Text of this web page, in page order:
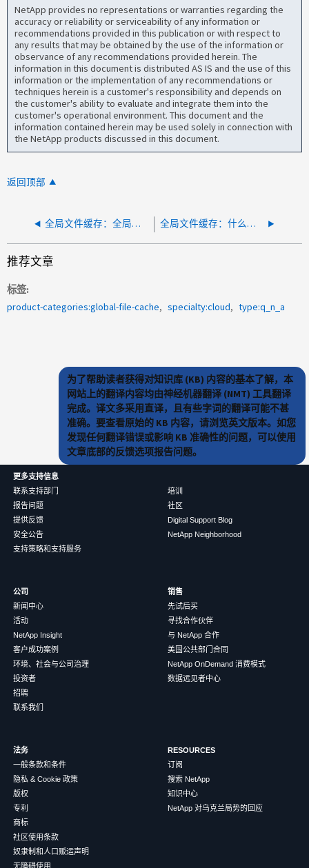
NetApp provides no representations or warranties regarding the
accuracy or reliability or serviceability of any information or
recommendations provided in this publication or with respect to
any results that may be obtained by the use of the information or
observance of any recommendations provided herein. The
information in this document is distributed AS IS and the use of this
information or the implementation of any recommendations or
techniques herein is a customer's responsibility and depends on
the customer's ability to evaluate and integrate them into the
customer's operational environment. This document and the
information contained herein may be used solely in connection with
the NetApp products discussed in this document.
返回顶部
全局文件缓存：全局文件缓存的虚拟部署要求是什么 全局文件缓存：什么是 AutoCad 最佳实践
推荐文章
标签
product-categories:global-file-cache
specialty:cloud type:q_n_a
为了帮助读者获得对知识库 (KB) 内容的基本了解，本
网站上的翻译内容均由神经机器翻译 (NMT) 工具翻译
完成。译文多采用直译，且有些字词的翻译可能不甚
准确。要查看原始的 KB 内容，请浏览英文版本。如您
发现任何翻译错误或影响 KB 准确性的问题，可以使用
文章底部的反馈选项报告问题。
更多支持信息
联系支持部门
报告问题
提供反馈
安全公告
支持策略和支持服务
培训
社区
Digital Support Blog
NetApp Neighborhood
公司
新闻中心
活动
NetApp Insight
客户成功案例
环境、社会与公司治理
投资者
招聘
联系我们
销售
先试后买
寻找合作伙伴
与 NetApp 合作
美国公共部门合同
NetApp OnDemand 消费模式
数据远见者中心
法务
一般条款和条件
隐私 & Cookie 政策
版权
专利
商标
社区使用条款
奴隶制和人口贩运声明
无障碍使用
RESOURCES
订阅
搜索 NetApp
知识中心
NetApp 对乌克兰局势的回应